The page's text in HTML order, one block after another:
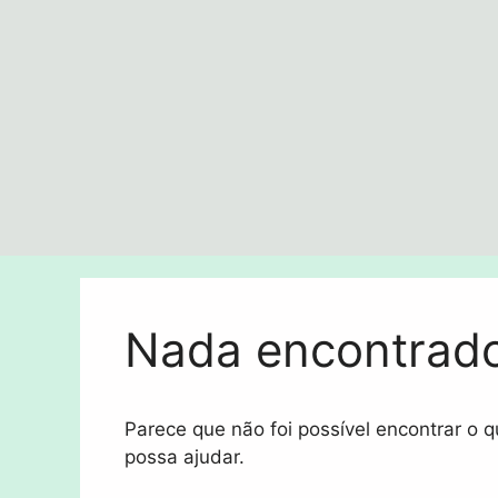
Nada
Parece que não foi possível encontrar o
possa ajudar.